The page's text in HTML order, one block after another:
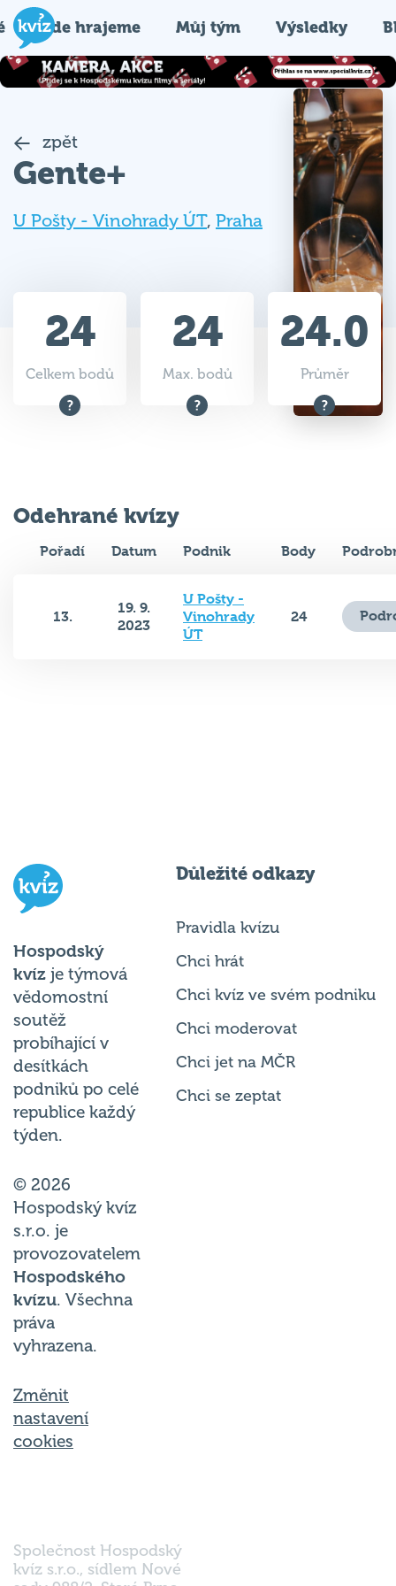
Kde hrajeme Můj tým Výsledky
zpět
Gente+
U Pošty - Vinohrady ÚT, Praha
24
Celkem bodů
24
Max. bodů
24.0
Průměr
Odehrané kvízy
Pořadí Datum Podnik Body
13.
19. 9.
2023
U Pošty -
Vinohrady
ÚT
24
Hospodský
kvíz je týmová
vědomostní
soutěž
probíhající v
desítkách
podniků po celé
republice každý
týden.
© 2026
Hospodský kvíz
s.r.o. je
provozovatelem
Hospodského
kvízu. Všechna
práva
vyhrazena.
Změnit
nastavení
cookies
Důležité odkazy
Pravidla kvízu
Chci hrát
Chci kvíz ve svém podniku
Chci moderovat
Chci jet na MČR
Chci se zeptat
Společnost Hospodský
kvíz s.r.o., sídlem Nové